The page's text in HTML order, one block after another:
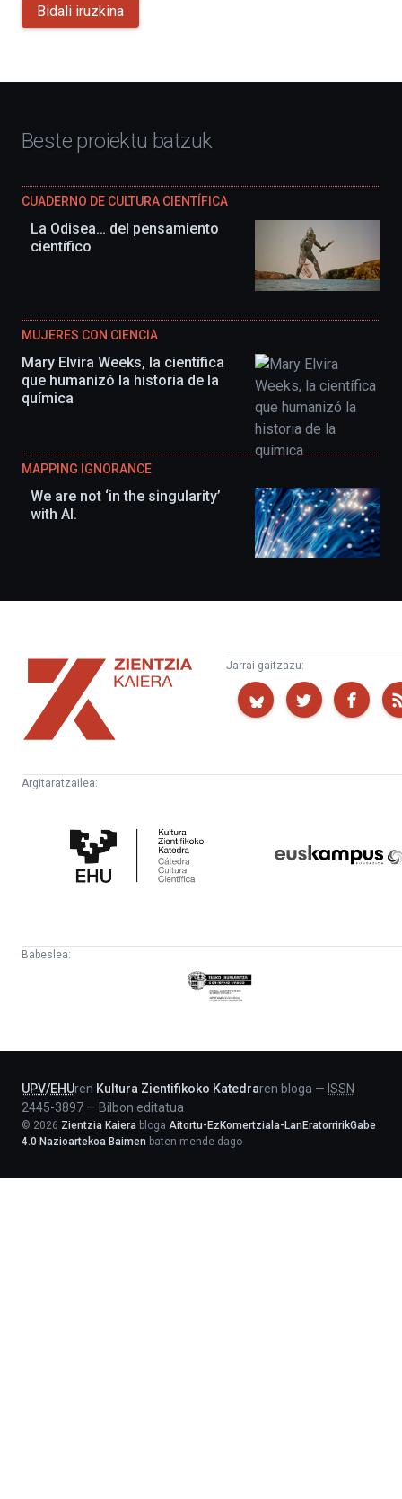
Bidali iruzkina
Beste proiektu batzuk
CUADERNO DE CULTURA CIENTÍFICA
La Odisea… del pensamiento
científico
MUJERES CON CIENCIA
Mary Elvira Weeks, la científica
que humanizó la historia de la
química
MAPPING IGNORANCE
We are not ‘in the singularity’
with AI.
Zientzia
Kaiera
Jarrai gaitzazu:
Argitaratzailea:
Zientifikoko
Katedra
Babeslea:
Eusko
Jaurlaritza
UPV/EHUren Kultura Zientifikoko Katedraren bloga — ISSN
2445-3897 — Bilbon editatua
© 2026 Zientzia Kaiera bloga Aitortu-EzKomertziala-LanEratorririkGabe
4.0 Nazioartekoa Baimen baten mende dago